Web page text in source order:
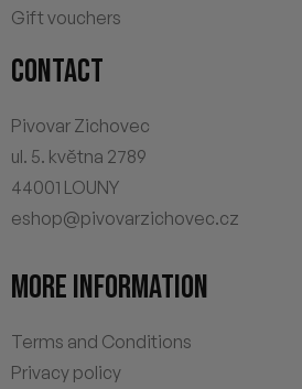
Gift vouchers
CONTACT
Pivovar Zichovec
ul. 5. května 2789
44001 LOUNY
eshop@pivovarzichovec.cz
MORE INFORMATION
Terms and Conditions
Privacy policy